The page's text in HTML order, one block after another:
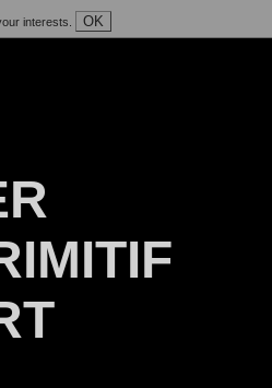
interests. OK